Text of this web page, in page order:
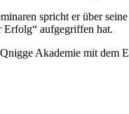
spricht er über
Erfolg“ aufgegriffen hat.
Akademie mit dem